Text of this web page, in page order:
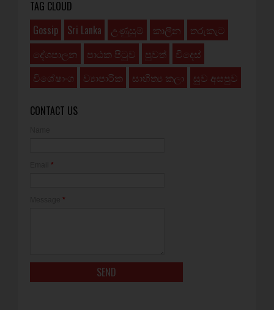
TAG CLOUD
Gossip
Sri Lanka උණුසුම් කාලීන
තරුකැට
දේශපාලන
පාඨක පිටුව පුවත්
විදෙස්
විශේෂාංග
ව්‍යාපාරික සාහිත්‍ය කලා සුව අසපුව
CONTACT US
*
*